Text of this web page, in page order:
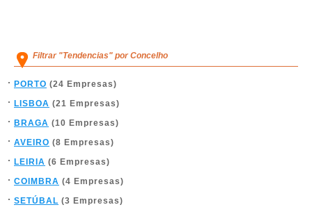
Filtrar "Tendencias" por Concelho
PORTO (24 Empresas)
LISBOA (21 Empresas)
BRAGA (10 Empresas)
AVEIRO (8 Empresas)
LEIRIA (6 Empresas)
COIMBRA (4 Empresas)
SETÚBAL (3 Empresas)